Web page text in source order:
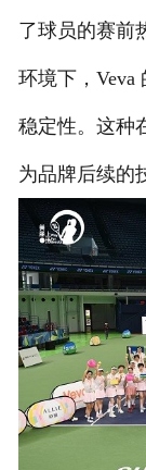
了球员的赛前
环境下，Veva
稳定性。这种
为品牌后续的